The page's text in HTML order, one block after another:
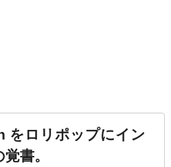
をロリポップにイン
書。